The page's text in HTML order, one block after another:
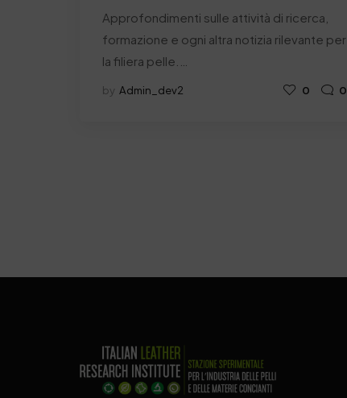
Approfondimenti sulle attività di ricerca,
formazione e ogni altra notizia rilevante per
la filiera pelle.…
by Admin_dev2 0 0